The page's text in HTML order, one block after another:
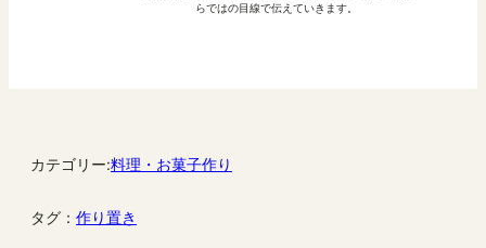
らではの目線で伝えていきます。
カテゴリー:料理・お菓子作り
タグ： 作り置き